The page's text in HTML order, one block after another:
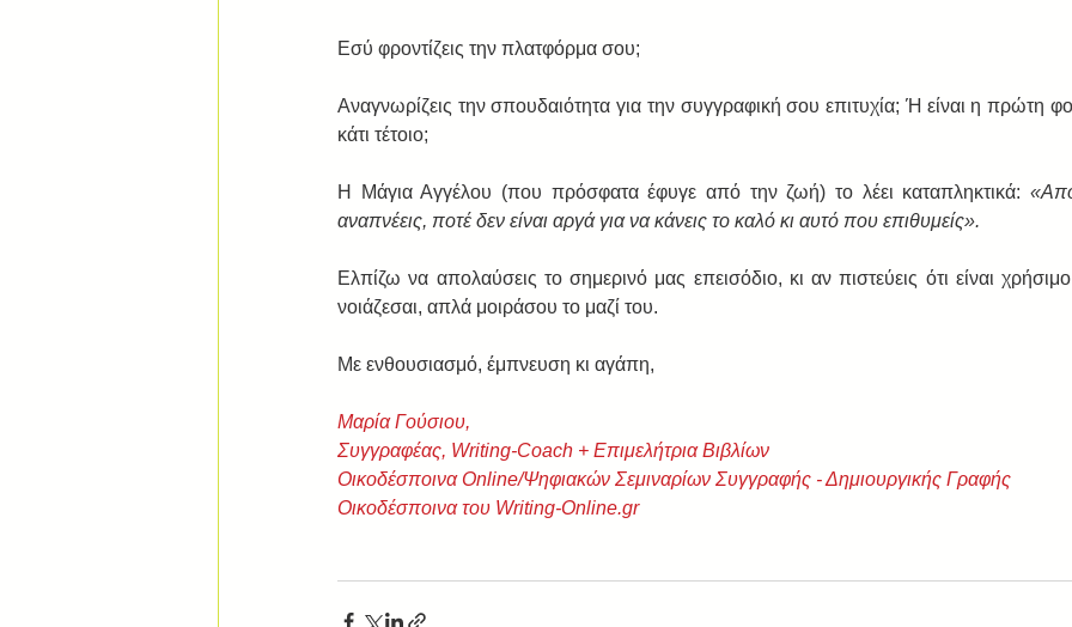
Εσύ φροντίζεις την πλατφόρμα σου;
Αναγνωρίζεις την σπουδαιότητα για την συγγραφική σου επιτυχία; Ή είναι η πρώτη
κάτι τέτοιο;
Η Μάγια Αγγέλου (που πρόσφατα έφυγε από την ζωή) το λέει καταπληκτικά:
αναπνέεις, ποτέ δεν είναι αργά για να κάνεις το καλό κι αυτό που επιθυμείς».
Ελπίζω να απολαύσεις το σημερινό μας επεισόδιο, κι αν πιστεύεις ότι είναι
νοιάζεσαι, απλά μοιράσου το μαζί του.
Με ενθουσιασμό, έμπνευση κι αγάπη,
Μαρία Γούσιου,
Συγγραφέας, Writing-Coach + Eπιμελήτρια Βιβλίων
Οικοδέσποινα Online/Ψηφιακών Σεμιναρίων Συγγραφής - Δημιουργικής Γραφής
Οικοδέσποινα του Writing-Online.gr